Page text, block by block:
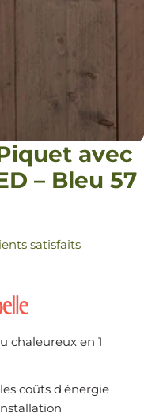
avec
– Bleu 57
satisfaits
chaleureux en 1
coûts d'énergie